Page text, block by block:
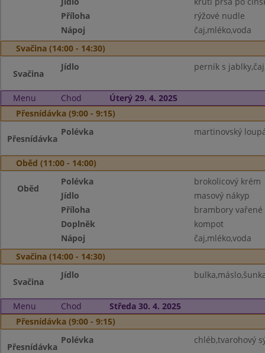
Příloha
rýžové nudle
Nápoj
čaj,mléko,voda
Svačina (14:00 - 14:30)
Svačina
Jídlo perník s
Menu Chod
Úterý 29. 4. 2025
Přesnídávka (9:00 - 9:15)
Přesnídávka
Polévka martinovský
Oběd (11:00 - 14:00)
Oběd
Polévka
brokolicový krém
Jídlo
masový nákyp
Příloha
brambory vařené
Doplněk
kompot
Nápoj
čaj,mléko,voda
Svačina (14:00 - 14:30)
Svačina
Jídlo
Menu Chod
Středa 30. 4. 2025
Přesnídávka (9:00 - 9:15)
Přesnídávka
Polévka chléb,tvarohový